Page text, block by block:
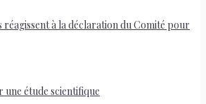
réagissent à la déclaration du Comité pour
une étude scientifique